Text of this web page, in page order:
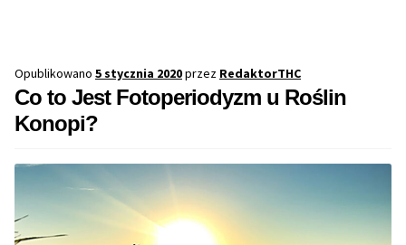
Harmonogram Outdoor
Formy i Koszt Wysyłki
Odbiór Osobisty
Kontakt
Opublikowano 5 stycznia 2020przez RedaktorTHC
Co to Jest Fotoperiodyzm u Roślin
Konopi?